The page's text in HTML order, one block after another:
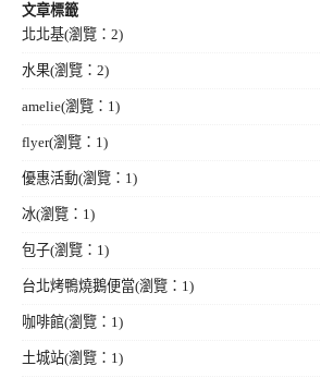
文章標籤
北北基(瀏覽：2)
水果(瀏覽：2)
amelie(瀏覽：1)
flyer(瀏覽：1)
優惠活動(瀏覽：1)
冰(瀏覽：1)
包子(瀏覽：1)
台北烤鴨燒鵝便當(瀏覽：1)
咖啡館(瀏覽：1)
土城站(瀏覽：1)